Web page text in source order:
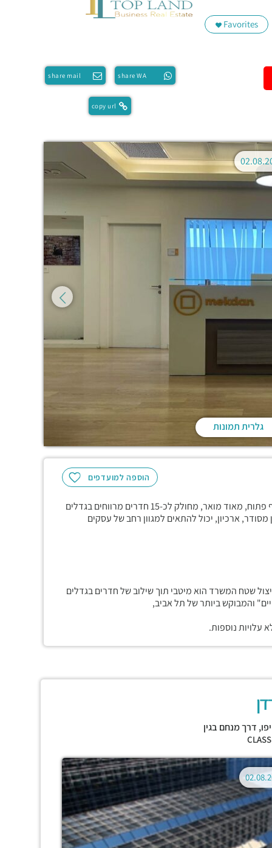
Favorites
share WA
share mail
copy url
גלרית תמונות
הוספה למועדפים
משרד בגמר אדריכלי יפה בשטח של 250 מ"ר, קומה חמישית, נוף פתוח, מאוד מואר, מחולק לכ-15 חדרים מרווחים בגדלים
ארכיון, יכול להתאים למגוון רחב של עסקים
שטח המשרד הוא מיטבי תוך שילוב של חדרים בגדלים
והמבוקש ביותר של תל אביב,
נוספות.
, דרך מנחם בגין